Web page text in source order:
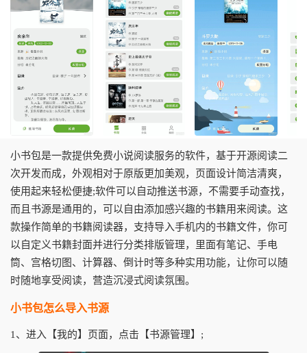
小书包是一款提供免费小说阅读服务的软件，基于开源阅读二
次开发而成，外观相对于原版更加美观，页面设计简洁清爽，
使用起来轻松便捷;软件可以自动推送书源，不需要手动查找，
而且书源是通用的，可以自由添加感兴趣的书籍用来阅读。这
款操作简单的书籍阅读器，支持导入手机内的书籍文件，你可
以自定义书籍封面并进行分类排版管理，里面有笔记、手电
筒、宫格切图、计算器、倒计时等多种实用功能，让你可以随
时随地享受阅读，营造沉浸式阅读氛围。
小书包怎么导入书源
1、进入【我的】页面，点击【书源管理】;